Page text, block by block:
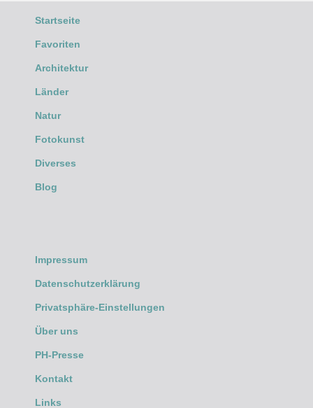
Startseite
Favoriten
Architektur
Länder
Natur
Fotokunst
Diverses
Blog
Impressum
Datenschutzerklärung
Privatsphäre-Einstellungen
Über uns
PH-Presse
Kontakt
Links